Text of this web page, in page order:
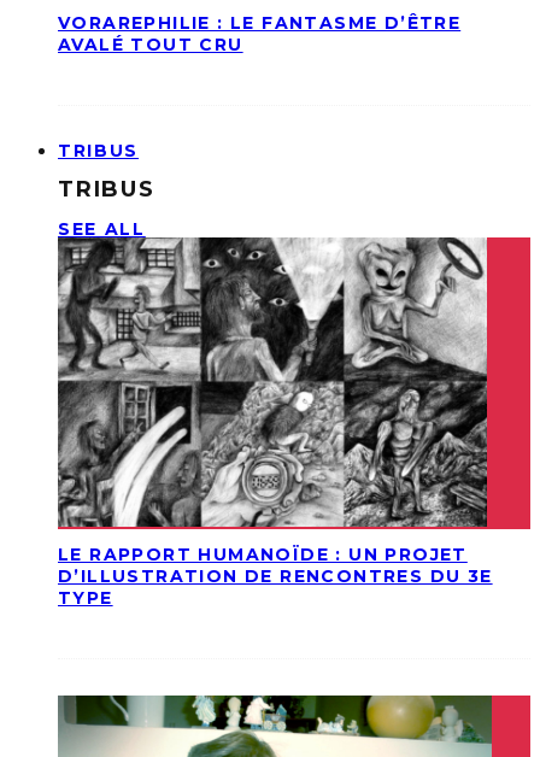
VORAREPHILIE : LE FANTASME D’ÊTRE
AVALÉ TOUT CRU
TRIBUS
TRIBUS
SEE ALL
LE RAPPORT HUMANOÏDE : UN PROJET
D’ILLUSTRATION DE RENCONTRES DU 3E
TYPE